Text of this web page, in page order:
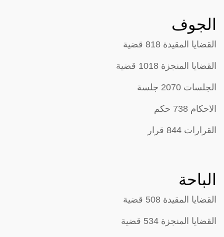
الجوف
القضايا المقيدة 818 قضية
القضايا المنجزة 1018 قضية
الجلسات 2070 جلسة
الاحكام 738 حكم
القرارات 844 قرار
الباحة
القضايا المقيدة 508 قضية
القضايا المنجزة 534 قضية